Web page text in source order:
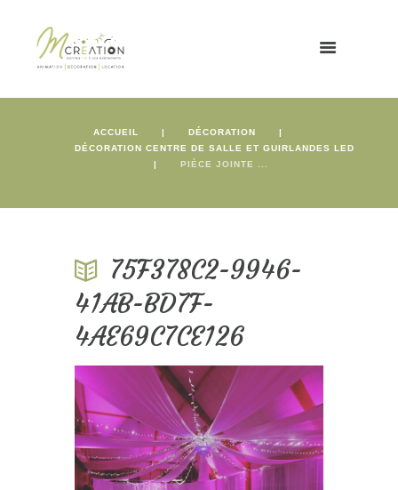
ACCUEIL
DÉCORATION
DÉCORATION CENTRE DE SALLE ET GUIRLANDES LED
PIÈCE JOINTE ...
75F378C2-9946-
41AB-BD7F-
4AE69C7CE126